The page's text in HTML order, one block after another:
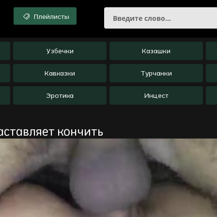
Плейлисты
Узбечки Казашки
Кавказки Турчанки
Эротика Инцест
кончить